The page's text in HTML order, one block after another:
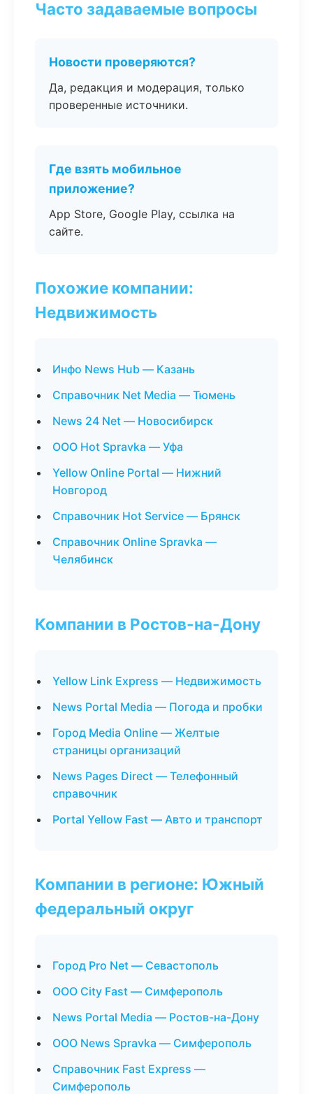
Часто задаваемые вопросы
Новости проверяются?
Да, редакция и модерация, только
проверенные источники.
Где взять мобильное
приложение?
App Store, Google Play, ссылка на
сайте.
Похожие компании:
Недвижимость
Инфо News Hub — Казань
Справочник Net Media — Тюмень
News 24 Net — Новосибирск
ООО Hot Spravka — Уфа
Yellow Online Portal — Нижний
Новгород
Справочник Hot Service — Брянск
Справочник Online Spravka —
Челябинск
Компании в Ростов-на-Дону
Yellow Link Express — Недвижимость
News Portal Media — Погода и пробки
Город Media Online — Желтые
страницы организаций
News Pages Direct — Телефонный
справочник
Portal Yellow Fast — Авто и транспорт
Компании в регионе: Южный
федеральный округ
Город Pro Net — Севастополь
ООО City Fast — Симферополь
News Portal Media — Ростов-на-Дону
ООО News Spravka — Симферополь
Справочник Fast Express —
Симферополь